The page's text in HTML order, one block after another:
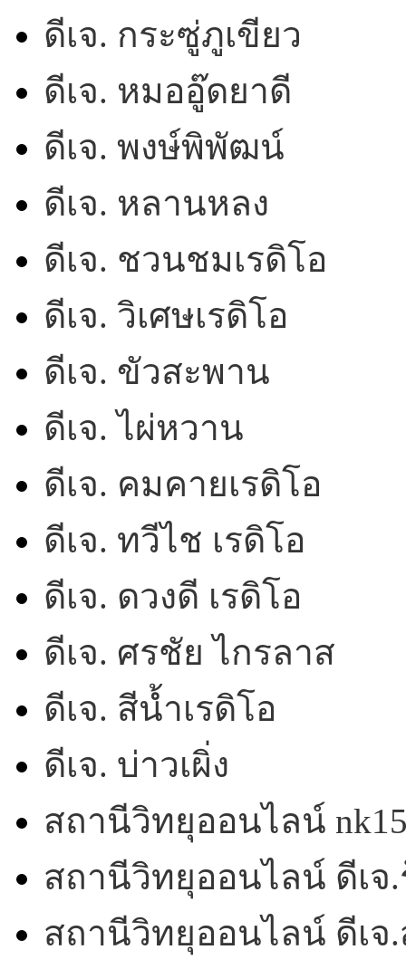
ดีเจ. กระซู่ภูเขียว
ดีเจ. หมออู๊ดยาดี
ดีเจ. พงษ์พิพัฒน์
ดีเจ. หลานหลง
ดีเจ. ชวนชมเรดิโอ
ดีเจ. วิเศษเรดิโอ
ดีเจ. ขัวสะพาน
ดีเจ. ไผ่หวาน
ดีเจ. คมคายเรดิโอ
ดีเจ. ทวีไช เรดิโอ
ดีเจ. ดวงดี เรดิโอ
ดีเจ. ศรชัย ไกรลาส
ดีเจ. สีน้ำเรดิโอ
ดีเจ. บ่าวเผิ่ง
สถานีวิทยุออนไลน์
สถานีวิทยุออนไลน์ ดีเจ
สถานีวิทยุออนไลน์ ดีเ